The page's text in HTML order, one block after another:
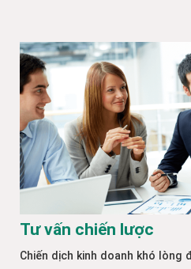
Tư vấn chiến lược
Chiến dịch kinh doanh khó